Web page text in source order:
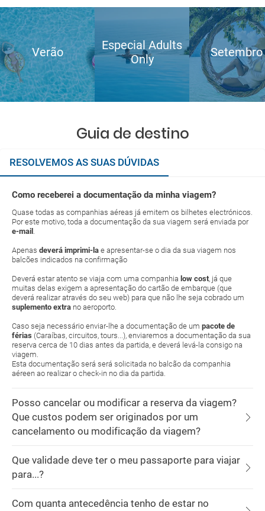
Verão
Especial Adults
Only
Setembro
Guia de destino
RESOLVEMOS AS SUAS DÚVIDAS
Como receberei a documentação da minha viagem?
Quase todas as companhias aéreas já emitem os bilhetes electrónicos.
Por este motivo, toda a documentação da sua viagem será enviada por
e-mail .
Apenas deverá imprimi-la e apresentar-se o dia da sua viagem nos
balcões indicados na confirmação
Deverá estar atento se viaja com uma companhia low cost, já que
muitas delas exigem a apresentação do cartão de embarque (que
deverá realizar através do seu web) para que não lhe seja cobrado um
suplemento extra no aeroporto.
Caso seja necessário enviar-lhe a documentação de um pacote de
férias (Caraíbas, circuitos, tours...), enviaremos a documentação da sua
reserva cerca de 10 dias antes da partida, e deverá levá-la consigo na
viagem.
Esta documentação será será solicitada no balcão da companhia
aéreen ao realizar o check-in no dia da partida.
Posso cancelar ou modificar a reserva da viagem?
Que custos podem ser originados por um
cancelamento ou modificação da viagem?
Que validade deve ter o meu passaporte para viajar
para...?
Com quanta antecedência tenho de estar no